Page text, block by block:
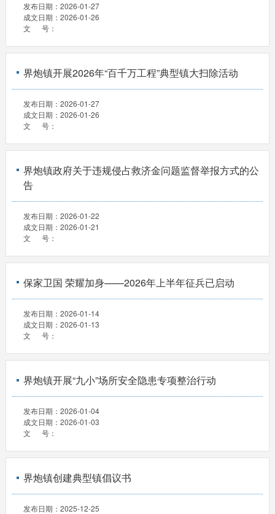
发布日期： 2026-01-27
成文日期： 2026-01-26
文 号：
界炮镇开展2026年“百千万工程”典型镇大扫除活动
发布日期： 2026-01-27
成文日期： 2026-01-26
文 号：
界炮镇政府关于违规侵占救济金问题监督举报方式的公
告
发布日期： 2026-01-22
成文日期： 2026-01-21
文 号：
保家卫国 荣耀加身——2026年上半年征兵已启动
发布日期： 2026-01-14
成文日期： 2026-01-13
文 号：
界炮镇开展“九小”场所安全隐患专项整治行动
发布日期： 2026-01-04
成文日期： 2026-01-03
文 号：
界炮镇创建典型镇倡议书
发布日期： 2025-12-25